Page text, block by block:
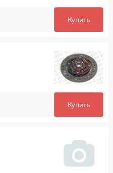
Купить
Купить